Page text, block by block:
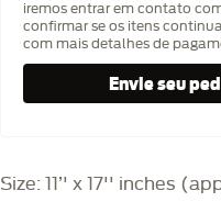
iremos entrar em contato
confirmar se os itens
com mais detalhes de
Size: 11’' x 17'' inches